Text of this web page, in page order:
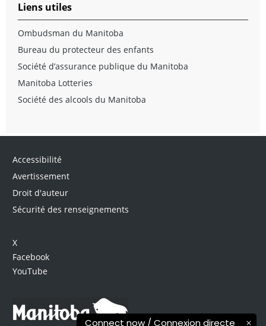
Connect now / Connexion directe
Liens utiles
Ombudsman du Manitoba
Bureau du protecteur des enfants
Société d’assurance publique du Manitoba
Manitoba Lotteries
Société des alcools du Manitoba
Accessibilité
Avertissement
Droit d'auteur
Sécurité des renseignements
X
Facebook
YouTube